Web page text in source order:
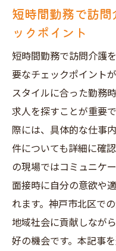
築く
訪問介護の新しい
訪問介護での
情報
短時間勤務を
神戸市北区で
いライフスタ
訪問介護求人
体験
新しい形の訪
短時間勤務で訪
ックポイント
短時間勤務で訪問介護
要なチェックポイント
スタイルに合った勤務
求人を探すことが重要
際には、具体的な仕事
件についても詳細に確
の現場ではコミュニケ
面接時に自分の意欲や
れます。神戸市北区で
地域社会に貢献しなが
好の機会です。本記事